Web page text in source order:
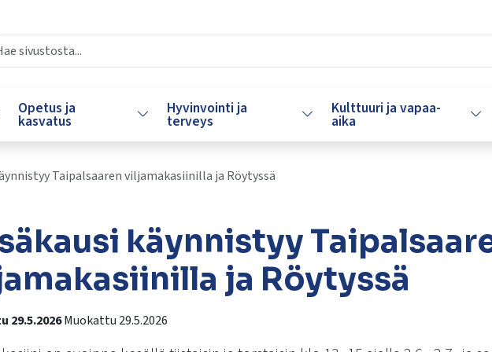
alasvetovalikkoa
Opetus ja
kasvatus Vaihda alasvetovalikkoa
Hyvinvointi ja
terveys Vaihda alasvetovalikkoa
Kulttuuri ja vapaa-
aika
Taipalsaaren viljamakasiinilla ja Röytyssä
käynnistyy
ja Röytyssä
29.5.2026Muokattu 29.5.2026